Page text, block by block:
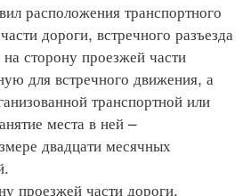
расположения транспортного
дороги, встречного разъезда
сторону проезжей части
для встречного движения, а
транспортной или
места в ней –
двадцати месячных
проезжей части дороги,